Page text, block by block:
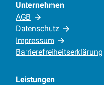
Unternehmen
AGB
Datenschutz
Impressum
Barrierefreiheitserklärung
Leistungen